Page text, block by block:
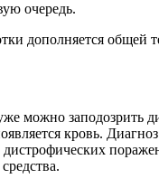
очередь.
дополняется общей
можно заподозрить
кровь.
дистрофических